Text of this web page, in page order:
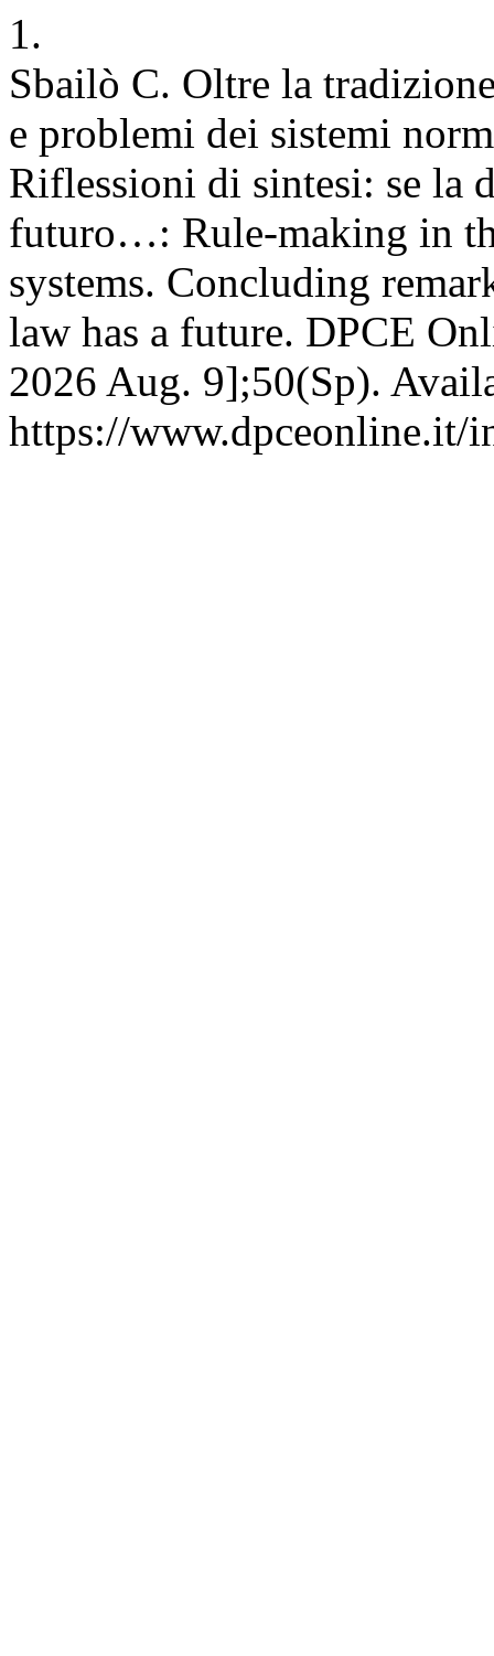
1.
Sbailò C. Oltre la
e problemi dei sistemi
Riflessioni di sintesi: se la
futuro…: Rule-making in
systems. Concluding
law has a future. DPCE
2026 Aug. 9];50(Sp).
https://www.dpceonline.it/